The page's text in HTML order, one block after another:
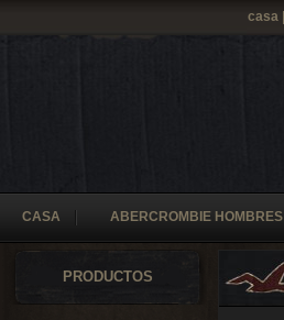
casa
CASA ABERCROMBIE HOMBRES
PRODUCTOS